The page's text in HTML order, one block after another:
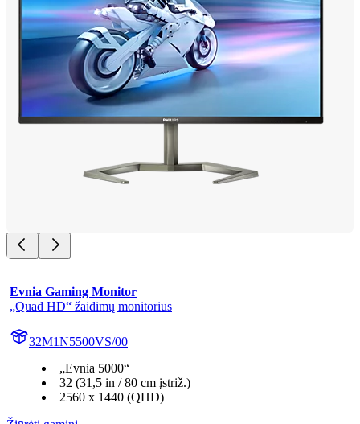
Evnia Gaming Monitor
„Quad HD“ žaidimų monitorius
32M1N5500VS/00
„Evnia 5000“
32 (31,5 in / 80 cm įstriž.)
2560 x 1440 (QHD)